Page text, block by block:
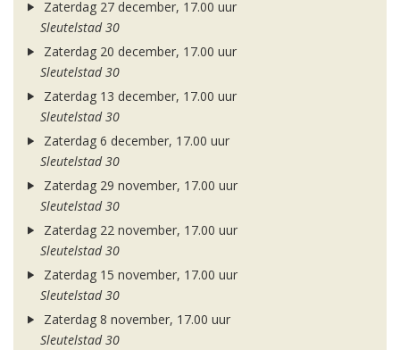
Zaterdag 27 december, 17.00 uur
Sleutelstad 30
Zaterdag 20 december, 17.00 uur
Sleutelstad 30
Zaterdag 13 december, 17.00 uur
Sleutelstad 30
Zaterdag 6 december, 17.00 uur
Sleutelstad 30
Zaterdag 29 november, 17.00 uur
Sleutelstad 30
Zaterdag 22 november, 17.00 uur
Sleutelstad 30
Zaterdag 15 november, 17.00 uur
Sleutelstad 30
Zaterdag 8 november, 17.00 uur
Sleutelstad 30